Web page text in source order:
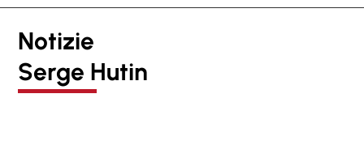
Notizie
Serge Hutin